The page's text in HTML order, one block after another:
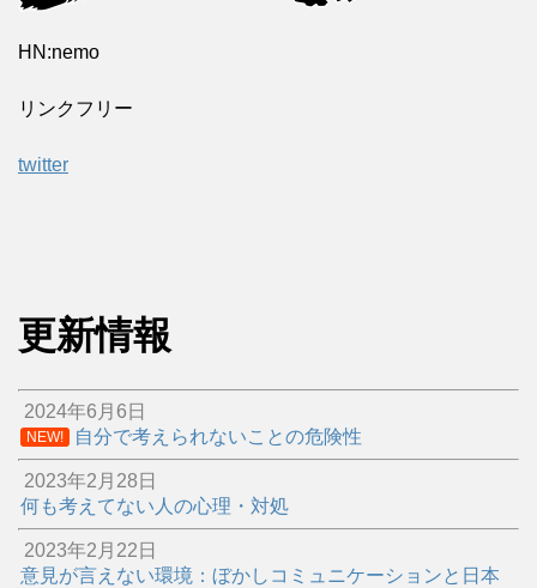
HN:nemo
リンクフリー
twitter
更新情報
2024年6月6日
NEW! 自分で考えられないことの危険性
2023年2月28日
何も考えてない人の心理・対処
2023年2月22日
意見が言えない環境：ぼかしコミュニケーションと日本